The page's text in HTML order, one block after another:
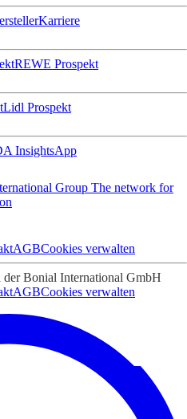
Karriere
REWE Prospekt
Lidl Prospekt
InsightsApp
Group The network for
AGBCookies verwalten
Bonial International GmbH
AGBCookies verwalten